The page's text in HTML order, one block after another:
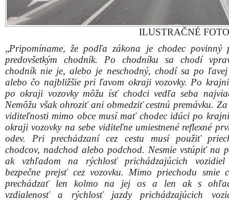
ILUSTRAČNÉ
„Pripomíname, že podľa zákona je chodec povinný
predovšetkým chodník. Po chodníku sa chodí
chodník nie je, alebo je neschodný, chodí sa po
alebo čo najbližšie pri ľavom okraji vozovky. Po
po okraji vozovky môžu ísť chodci vedľa seba
Nemôžu však ohroziť ani obmedziť cestnú premávku. Za
viditeľnosti mimo obce musí mať chodec idúci po
okraji vozovky na sebe viditeľne umiestnené reflexné
odev. Pri prechádzaní cez cestu musí použiť
chodcov, nadchod alebo podchod. Nesmie vstúpiť na
ak vzhľadom na rýchlosť prichádzajúcich vozidiel
bezpečne prejsť cez vozovku. Mimo priechodu smie
prechádzať len kolmo na jej os a len ak s
vzdialenosť a rýchlosť jazdy prichádzajúcich